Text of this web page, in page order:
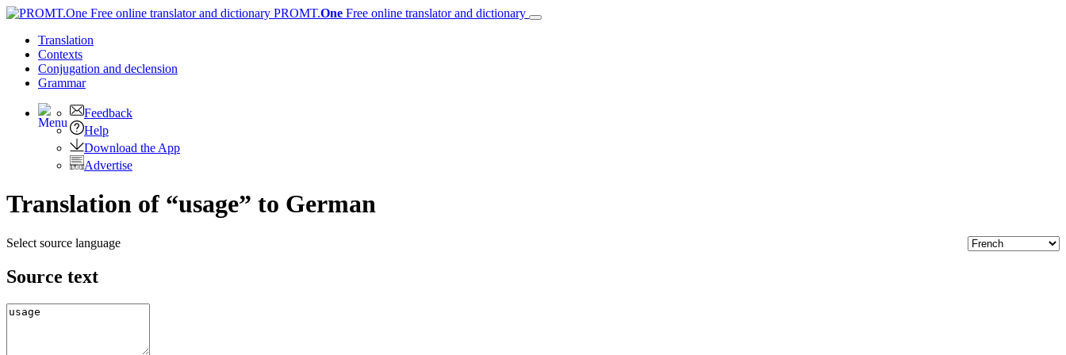
PROMT.One Free online translator and dictionary
Translation
Contexts
Conjugation and declension
Grammar
Feedback
Help
Download the App
Advertise
Translation of “usage” to German
Select source language
Source text